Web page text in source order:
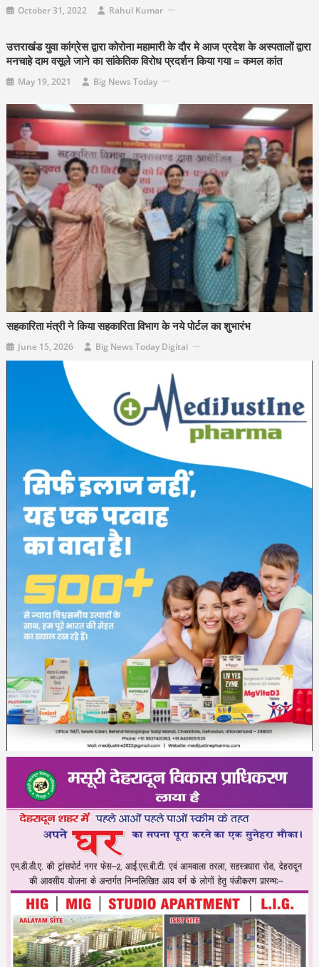
October 31, 2022 Rahul Kumar
उत्तराखंड युवा कांग्रेस द्वारा कोरोना महामारी के दौर मे आज प्रदेश के अस्पतालों द्वारा
मनचाहे दाम वसूले जाने का सांकेतिक विरोध प्रदर्शन किया गया = कमल कांत
May 19, 2021 Big News Today
सहकारिता मंत्री ने किया सहकारिता विभाग के नये पोर्टल का शुभारंभ
June 15, 2026 Big News Today Digital